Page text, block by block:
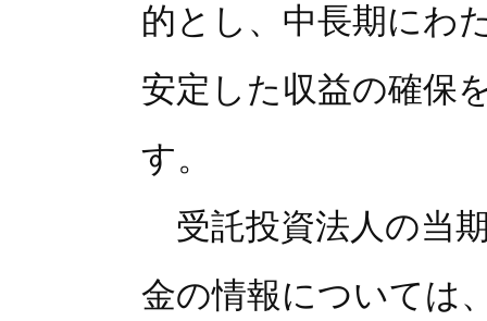
的とし、中長期にわ
安定した収益の確保
す。
受託投資法人の当
金の情報については